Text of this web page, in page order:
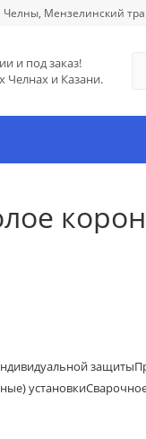
Мензелинский
и под заказ!
и Казани.
защиты
установки